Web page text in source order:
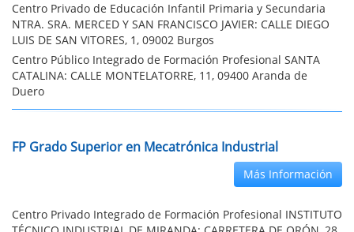
Centro Privado de Educación Infantil Primaria y Secundaria
NTRA. SRA. MERCED Y SAN FRANCISCO JAVIER: CALLE DIEGO
LUIS DE SAN VITORES, 1, 09002 Burgos
Centro Público Integrado de Formación Profesional SANTA
CATALINA: CALLE MONTELATORRE, 11, 09400 Aranda de
Duero
FP Grado Superior en Mecatrónica Industrial
Más Información
Centro Privado Integrado de Formación Profesional INSTITUTO